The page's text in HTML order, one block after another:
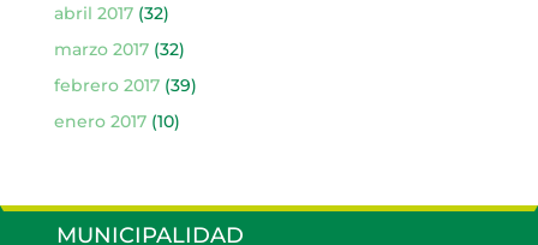
abril 2017(32)
marzo 2017(32)
febrero 2017(39)
enero 2017(10)
MUNICIPALIDAD